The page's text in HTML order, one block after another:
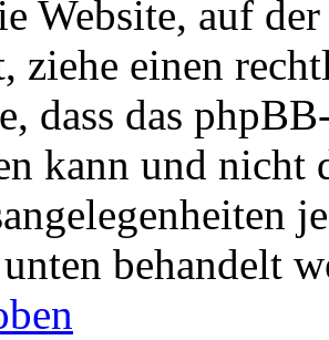
Website, auf
ziehe einen
dass das
kann und nicht
behandelt